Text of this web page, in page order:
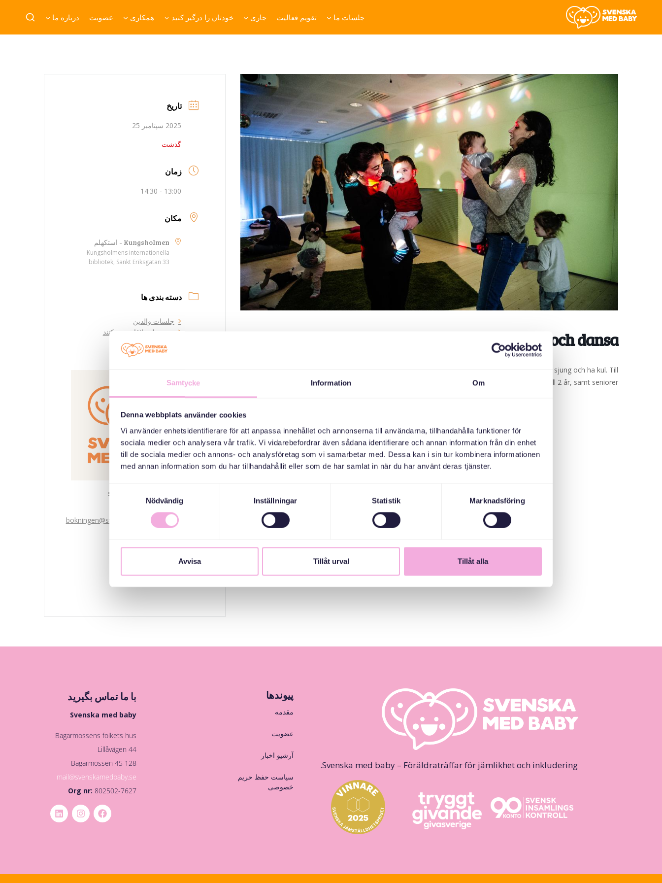
Samtycke Information Om
Denna webbplats använder cookies
Vi använder enhetsidentifierare för att anpassa innehållet och annonserna till användarna, tillhandahålla funktioner för
sociala medier och analysera vår trafik. Vi vidarebefordrar även sådana identifierare och annan information från din enhet
till de sociala medier och annons- och analysföretag som vi samarbetar med. Dessa kan i sin tur kombinera informationen
med annan information som du har tillhandahållit eller som de har samlat in när du har använt deras tjänster.
Nödvändig
Inställningar Statistik Marknadsföring
Avvisa Tillåt urval Tillåt alla
جلسات ما تقویم فعالیت جاری خودتان را درگیر کنید همکاری عضویت درباره ما
Babydisco – häng med och dansa
Den 25 september blir det babydisco på Kungsholmens bibliotek. Häng med oss, dansa och sjung och ha kul. Till
denna träff välkomnar vi småbarnsfamiljer med barn upp till 2 år, samt seniorer.
تاریخ
2025 سپتامبر 25
گذشت
زمان
13:00 - 14:30
مکان
Kungsholmen - استکهلم
Kungsholmens internationella
bibliotek, Sankt Eriksgatan 33
دسته بندی ها
جلسات والدین
سه نسل ملاقات می کنند
Svenska med baby
bokningen@svenskamedbaby.se
هم سازمان دهندگان
Stockholms Stad
Svenska med baby – Föräldraträffar för jämlikhet och inkludering.
پیوندها
مقدمه
عضویت
آرشیو اخبار
سیاست حفظ حریم
خصوصی
با ما تماس بگیرید
Svenska med baby
Bagarmossens folkets hus
Lillåvägen 44
128 45 Bagarmossen
mail@svenskamedbaby.se
Org nr:802502-7627